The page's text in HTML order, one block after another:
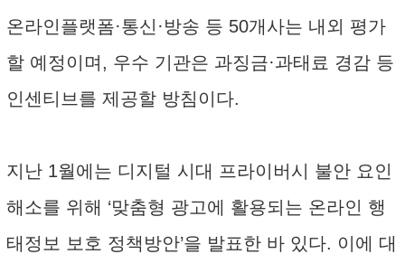
온라인플랫폼·통신·방송 등 50개사는 내외 평가
할 예정이며, 우수 기관은 과징금·과태료 경감 등
인센티브를 제공할 방침이다.
지난 1월에는 디지털 시대 프라이버시 불안 요인
해소를 위해 ‘맞춤형 광고에 활용되는 온라인 행
태정보 보호 정책방안’을 발표한 바 있다. 이에 대